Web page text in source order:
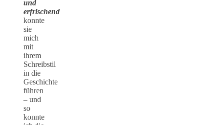
und
erfrischend
konnte
sie
mich
mit
ihrem
Schreibstil
in die
Geschichte
führen
– und
so
konnte